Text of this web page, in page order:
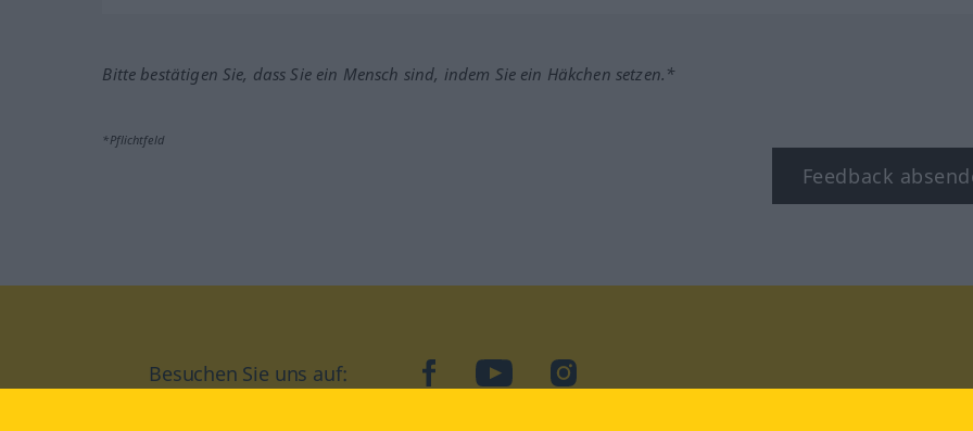
Bitte bestätigen Sie, dass Sie ein Mensch sind, indem Sie ein Häkchen setzen.*
*Pflichtfeld
Feedback
Besuchen Sie uns auf: facebookYouTubeInstagram